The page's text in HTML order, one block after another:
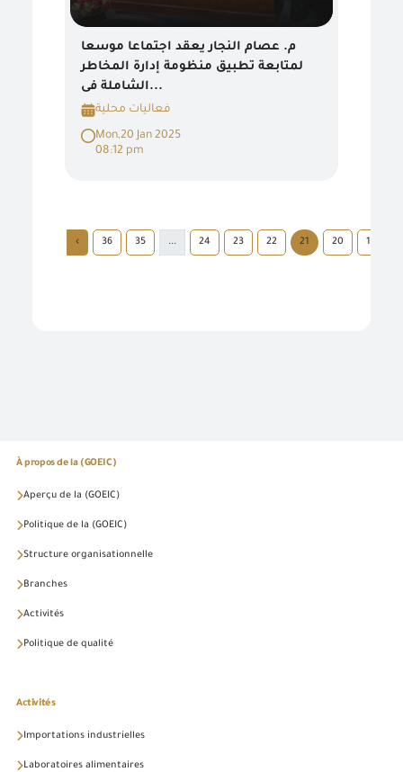
م. عصام النجار يعقد اجتماعا موسعا
لمتابعة تطبيق منظومة إدارة المخاطر
الشاملة فى...
فعاليات محلية
Mon,20 Jan 2025
08:12 pm
19
20
21
22
23
24
...
35
36
›
À propos de la (GOEIC)
Aperçu de la (GOEIC)
Politique de la (GOEIC)
Structure organisationnelle
Branches
Activités
Politique de qualité
Activités
Importations industrielles
Laboratoires alimentaires